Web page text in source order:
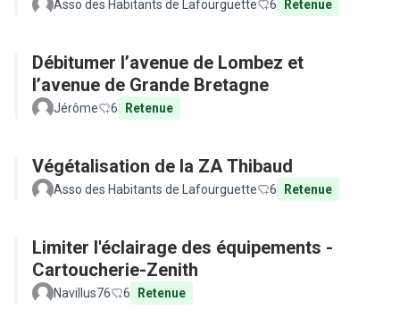
Asso des Habitants de Lafourguette 6 Retenue
Débitumer l’avenue de Lombez et
l’avenue de Grande Bretagne
Jérôme 6 Retenue
Végétalisation de la ZA Thibaud
Asso des Habitants de Lafourguette 6 Retenue
Limiter l'éclairage des équipements -
Cartoucherie-Zenith
Navillus76 6 Retenue